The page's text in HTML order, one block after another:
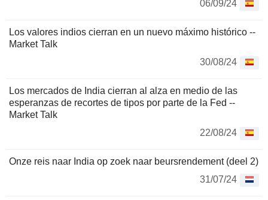
06/09/24
Los valores indios cierran en un nuevo máximo histórico --
Market Talk
30/08/24
Los mercados de India cierran al alza en medio de las
esperanzas de recortes de tipos por parte de la Fed --
Market Talk
22/08/24
Onze reis naar India op zoek naar beursrendement (deel 2)
31/07/24